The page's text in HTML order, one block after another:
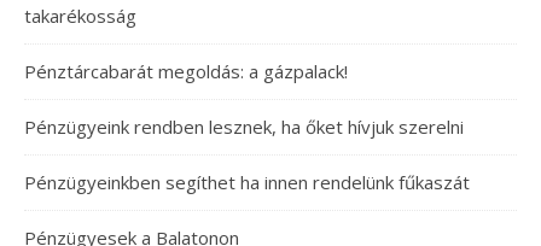
takarékosság
Pénztárcabarát megoldás: a gázpalack!
Pénzügyeink rendben lesznek, ha őket hívjuk szerelni
Pénzügyeinkben segíthet ha innen rendelünk fűkaszát
Pénzügyesek a Balatonon